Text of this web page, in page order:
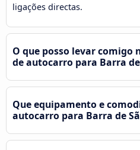
ligações directas.
O que posso levar comigo
de autocarro para Barra de
Que equipamento e
autocarro para Barra de